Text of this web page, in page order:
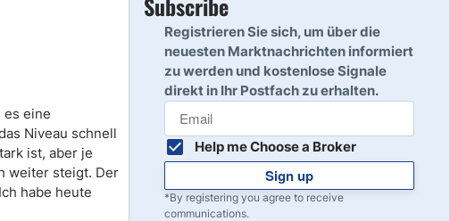
es eine
Niveau schnell
ist, aber je
weiter steigt. Der
habe heute
10
Registrieren Sie sich, um über die
neuesten Marktnachrichten informiert
zu werden und kostenlose Signale
direkt in Ihr Postfach zu erhalten.
Help me Choose a Broker
Sign up
*By registering you agree to receive
communications.